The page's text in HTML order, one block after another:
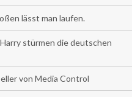
lässt man laufen.
stürmen die deutschen
von Media Control